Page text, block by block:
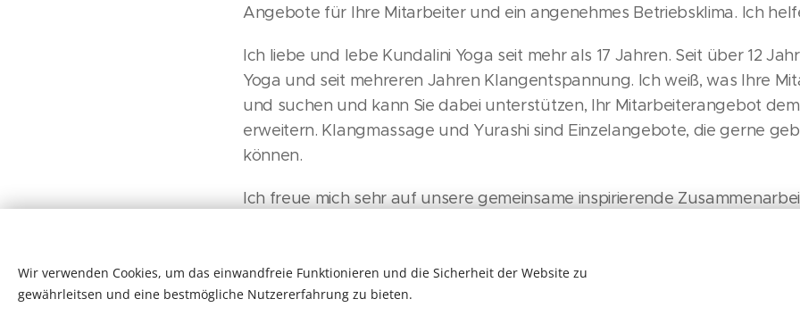
Angebote für Ihre Mitarbeiter und ein angenehmes Betriebsklima. Ich
Ich liebe und lebe Kundalini Yoga seit mehr als 17 Jahren. Seit über 12
Yoga und seit mehreren Jahren Klangentspannung. Ich weiß, was Ihre
und suchen und kann Sie dabei unterstützen, Ihr Mitarbeiterangebot
erweitern. Klangmassage und Yurashi sind Einzelangebote, die gerne
können.
Ich freue mich sehr auf unsere gemeinsame inspirierende
Wir verwenden Cookies, um das einwandfreie Funktionieren und die Sicherheit der Website zu
gewährleitsen und eine bestmögliche Nutzererfahrung zu bieten.